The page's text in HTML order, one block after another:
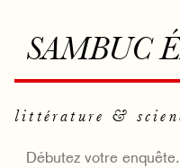
SAMBUC
littérature &